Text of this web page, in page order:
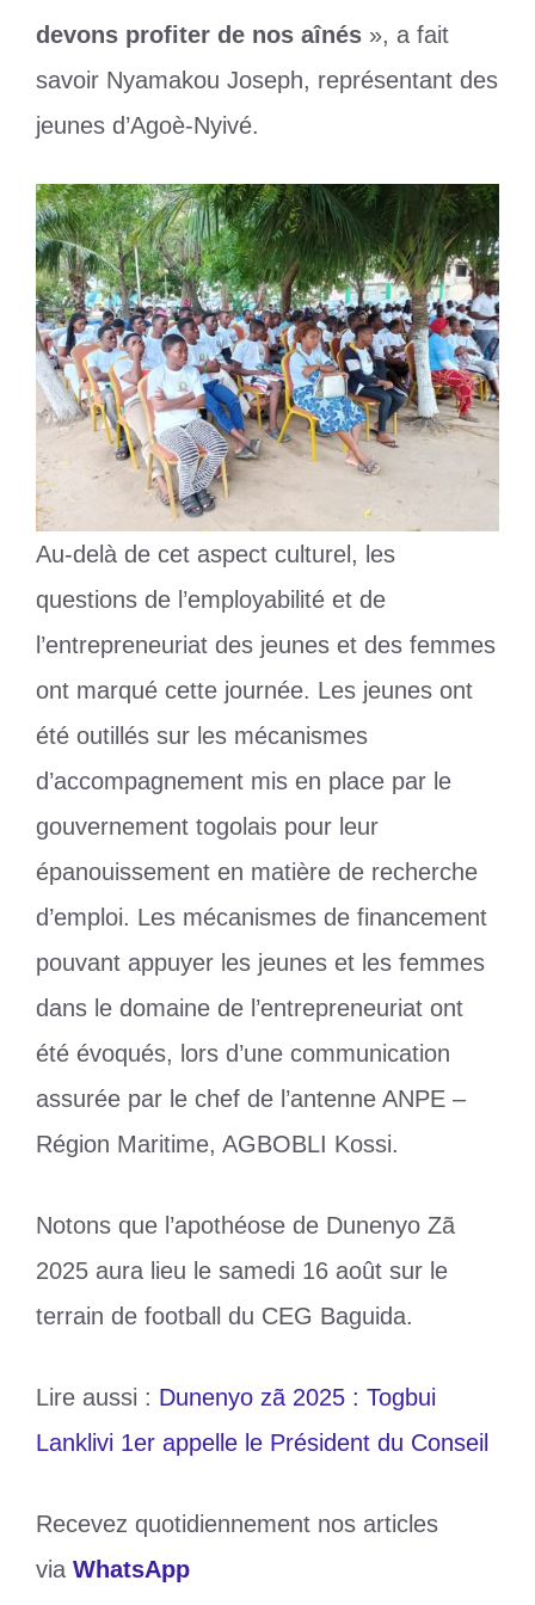
devons profiter de nos aînés », a fait
savoir Nyamakou Joseph, représentant des
jeunes d’Agoè-Nyivé.
Au-delà de cet aspect culturel, les
questions de l’employabilité et de
l’entrepreneuriat des jeunes et des femmes
ont marqué cette journée. Les jeunes ont
été outillés sur les mécanismes
d’accompagnement mis en place par le
gouvernement togolais pour leur
épanouissement en matière de recherche
d’emploi. Les mécanismes de financement
pouvant appuyer les jeunes et les femmes
dans le domaine de l’entrepreneuriat ont
été évoqués, lors d’une communication
assurée par le chef de l’antenne ANPE –
Région Maritime, AGBOBLI Kossi.
Notons que l’apothéose de Dunenyo Zã
2025 aura lieu le samedi 16 août sur le
terrain de football du CEG Baguida.
Lire aussi : Dunenyo zã 2025 : Togbui
Lanklivi 1er appelle le Président du Conseil
Recevez quotidiennement nos articles
via WhatsApp